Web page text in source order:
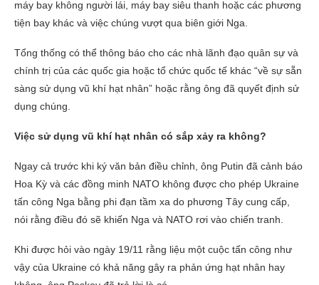
máy bay không người lái, máy bay siêu thanh hoặc các phương
tiện bay khác và việc chúng vượt qua biên giới Nga.
Tổng thống có thể thông báo cho các nhà lãnh đạo quân sự và
chính trị của các quốc gia hoặc tổ chức quốc tế khác “về sự sẵn
sàng sử dụng vũ khí hạt nhân” hoặc rằng ông đã quyết định sử
dụng chúng.
Việc sử dụng vũ khí hạt nhân có sắp xảy ra không?
Ngay cả trước khi ký văn bản điều chỉnh, ông Putin đã cảnh báo
Hoa Kỳ và các đồng minh NATO không được cho phép Ukraine
tấn công Nga bằng phi đạn tầm xa do phương Tây cung cấp,
nói rằng điều đó sẽ khiến Nga và NATO rơi vào chiến tranh.
Khi được hỏi vào ngày 19/11 rằng liệu một cuộc tấn công như
vậy của Ukraine có khả năng gây ra phản ứng hạt nhân hay